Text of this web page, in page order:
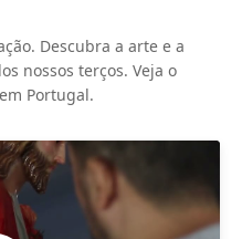
Descubra a arte e a
nossos terços. Veja o
Portugal.